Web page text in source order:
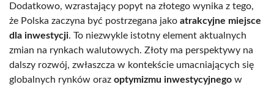
Dodatkowo, wzrastający popyt na złotego wynika z tego,
że Polska zaczyna być postrzegana jako atrakcyjne miejsce
dla inwestycji. To niezwykle istotny element aktualnych
zmian na rynkach walutowych. Złoty ma perspektywy na
dalszy rozwój, zwłaszcza w kontekście umacniających się
globalnych rynków oraz optymizmu inwestycyjnego w